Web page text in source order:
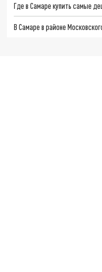
Где в Самаре купить самые
В Самаре в районе